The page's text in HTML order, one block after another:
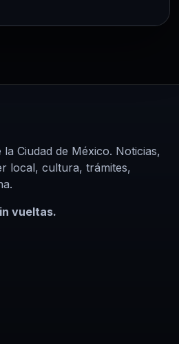
Ciudad de México. Noticias,
local, cultura, trámites,
vueltas.